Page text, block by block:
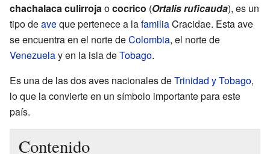
chachalaca culirrojaococrico (Ortalis ruficauda), es un
tipo deaveque pertenece a lafamiliaCracidae. Esta ave
se encuentra en el norte deColombia, el norte de
Venezuelay en la isla deTobago.
Es una de las dos aves nacionales deTrinidad y Tobago,
lo que la convierte en un símbolo importante para este
país.
Contenido